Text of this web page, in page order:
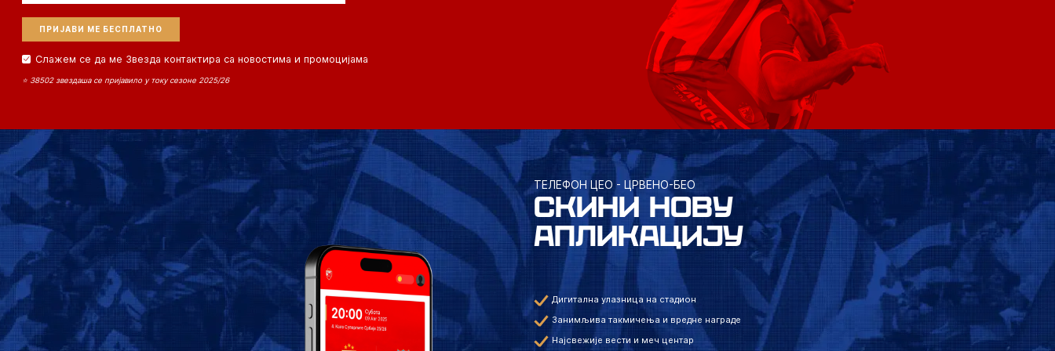
Слажем се да ме Звезда контактира са новостима и промоцијама
⭐ 38502 звездаша се пријавило у току сезоне 2025/26
ТЕЛЕФОН ЦЕО - ЦРВЕНО-БЕО
СКИНИ НОВУ
АПЛИКАЦИЈУ
Дигитална улазница на стадион
Занимљива такмичења и вредне награде
Најсвежије вести и меч центар